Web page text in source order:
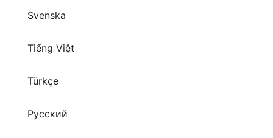
Svenska
Tiếng Việt
Türkçe
Русский